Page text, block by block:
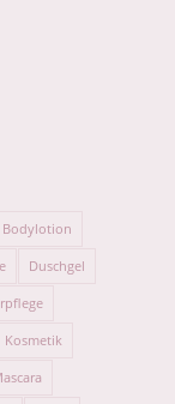
Bodylotion
Duschgel
Kosmetik